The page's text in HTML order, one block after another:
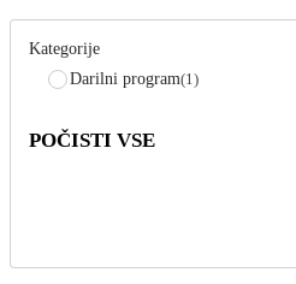
Kategorije
Darilni program(1)
POČISTI VSE